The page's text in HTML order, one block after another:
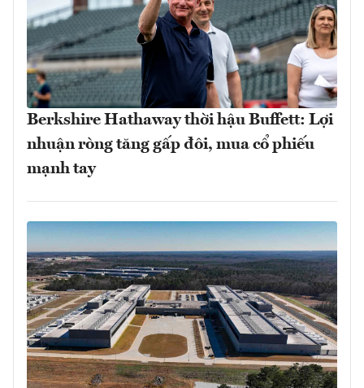
Berkshire Hathaway thời hậu Buffett: Lợi
nhuận ròng tăng gấp đôi, mua cổ phiếu
mạnh tay